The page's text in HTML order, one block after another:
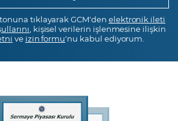
tıklayarak GCM'den elektronik ileti
, kişisel verilerin işlenmesine ilişkin
ve izin formu'nu kabul ediyorum.